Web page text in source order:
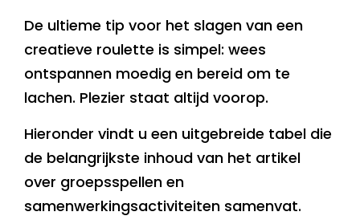
De ultieme tip voor het slagen van een
creatieve roulette is simpel: wees
ontspannen moedig en bereid om te
lachen. Plezier staat altijd voorop.
Hieronder vindt u een uitgebreide tabel die
de belangrijkste inhoud van het artikel
over groepsspellen en
samenwerkingsactiviteiten samenvat.